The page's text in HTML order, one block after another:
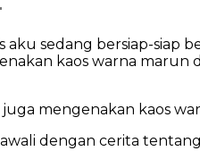
aku sedang bersiap-
kaos warna
mengenakan kaos
dengan cerita